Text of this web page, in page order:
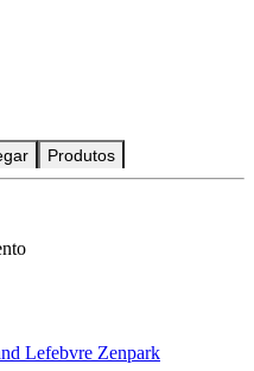
Produtos
Lefebvre Zenpark